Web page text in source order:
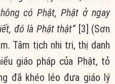
có Phật, Phật ở ngay
đó là Phật thật”[3] (Sơn
Tâm tịch nhi tri, thị danh
giáo pháp của Phật, tỏ
đã khéo léo đưa giáo lý